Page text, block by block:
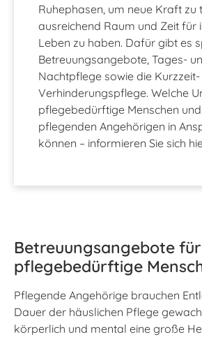
Ruhephasen, um neue Kraft zu
ausreichend Raum und Zeit für
Leben zu haben. Dafür gibt es
Betreuungsangebote, Tages-
Nachtpflege sowie die Kurzzeit-
Verhinderungspflege. Welche
pflegebedürftige Menschen
pflegenden Angehörigen in
können – informieren Sie sich
Betreuungsangebote für
pflegebedürftige
Pflegende Angehörige brauchen
Dauer der häuslichen Pflege
körperlich und mental eine große